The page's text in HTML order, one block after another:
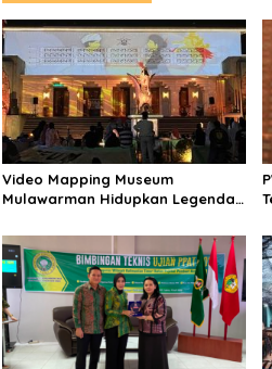
Video Mapping Museum
Mulawarman Hidupkan Legenda